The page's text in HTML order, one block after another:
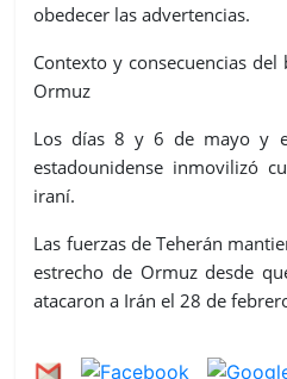
obedecer las advertencias.
Contexto y consecuencias
Ormuz
Los días 8 y 6 de mayo y
estadounidense inmovilizó
iraní.
Las fuerzas de Teherán
estrecho de Ormuz desde
atacaron a Irán el 28 de